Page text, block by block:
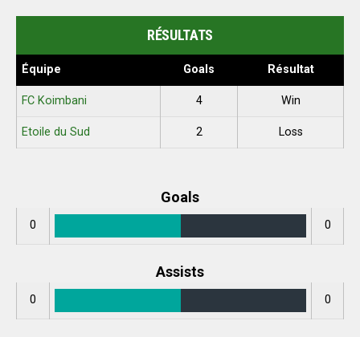
RÉSULTATS
Équipe Goals Résultat
FC Koimbani 4 Win
Etoile du Sud 2 Loss
Goals
0 0
Assists
0 0